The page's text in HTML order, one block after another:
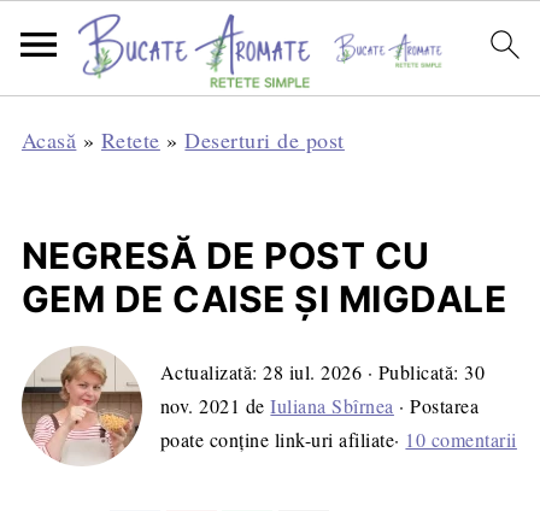
Acasă » Retete »Deserturi de post
NEGRESĂ DE POST CU
GEM DE CAISE ȘI MIGDALE
Actualizată:28 iul. 2026 · Publicată:30
nov. 2021 deIuliana Sbîrnea · Postarea
poate conține link-uri afiliate· 10 comentarii